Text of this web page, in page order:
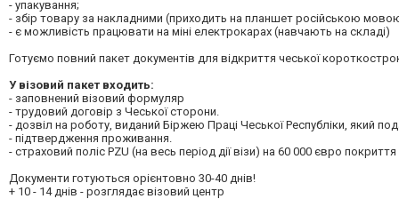
- упакування;
- збір товару за накладними (приходить на планшет російською
- є можливість працювати на міні електрокарах (навчають на складі)
Готуємо повний пакет документів для відкриття чеської
У візовий пакет входить:
- заповнений візовий формуляр
- трудовий договір з Чеської сторони.
- дозвіл на роботу, виданий Біржею Праці Чеської Республіки, який
- підтвердження проживання.
- страховий поліс PZU (на весь період дії візи) на 60 000 євро покриття
Документи готуються орієнтовно 30-40 днів!
+ 10 - 14 днів - розглядає візовий центр